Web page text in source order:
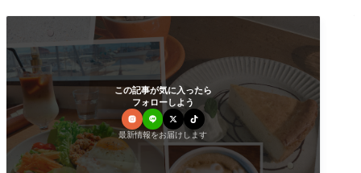
この記事が気に入ったら
フォローしよう
最新情報をお届けします